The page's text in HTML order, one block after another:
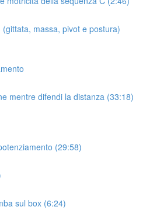
massa, pivot e postura)
mentre difendi la distanza (33:18)
(29:58)
sul box (6:24)